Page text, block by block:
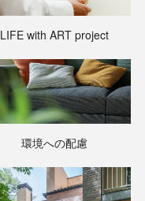
LIFE with ART project
環境への配慮